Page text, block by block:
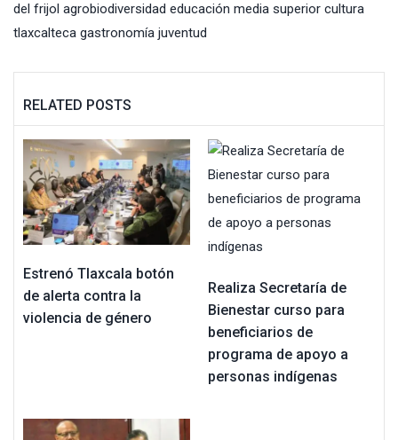
del frijol agrobiodiversidad educación media superior cultura
tlaxcalteca gastronomía juventud
RELATED POSTS
Estrenó Tlaxcala botón
de alerta contra la
violencia de género
Realiza Secretaría de
Bienestar curso para
beneficiarios de
programa de apoyo a
personas indígenas